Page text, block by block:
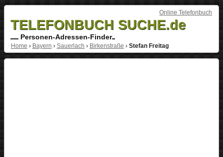
Online Telefonbuch
TELEFONBUCH SUCHE.de
Personen-Adressen-Finder
Home › Bayern › Sauerlach › Birkenstraße › Stefan Freitag